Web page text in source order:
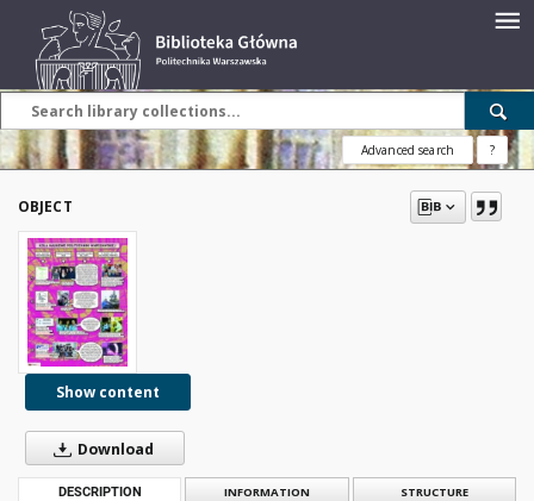
Advanced search ?
OBJECT
Show content
Download
DESCRIPTION INFORMATION STRUCTURE